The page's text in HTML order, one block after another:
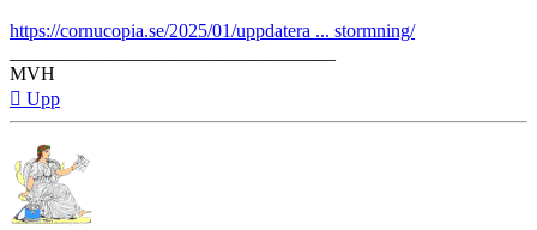
https://cornucopia.se/2025/01/uppdatera ... stormning/
MVH
Upp